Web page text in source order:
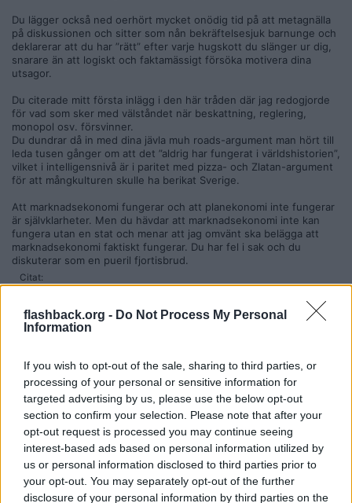
flashback.org - Do Not Process My Personal
Information
If you wish to opt-out of the sale, sharing to third parties, or
processing of your personal or sensitive information for
targeted advertising by us, please use the below opt-out
section to confirm your selection. Please note that after your
opt-out request is processed you may continue seeing
interest-based ads based on personal information utilized by
us or personal information disclosed to third parties prior to
your opt-out. You may separately opt-out of the further
disclosure of your personal information by third parties on the
Du lägger också ned oerhört mycket onödig tid på att metagnälla
på diskussionen och sitter som nån bekräftelsesjuk barnunge och
deklarerar att du har ”rätt” efter varje hugskott du slänger ur dig,
snarare än att logiskt och faktamässigt försöka motivera dina
utsagor.
Du citerade mitt första inlägg i den här tråden där jag redogjorde
för vad som sker med välståndet när beskattning, reglering,
monopol osv. försvinner.
Du dundrar då in med dina jävla muh roads-argument man hört till
leda tusen gånger om att det ”aldrig har fungerat i världshistorien”,
vilket i intelligensnivå är i paritet med pizza- och Zlatan-argument
för att mångkulturen skulle ha berikat Sverige.
Att marknadsekonomi fungerar och att planekonomi inte fungerar
är självklarheter. Men du hävdar att marknadsekonomi inte kan
fungera utan en stat och menar att jag omvänt ska belägga att
marknadsekonomi faktiskt fungerar. Du har fel i sak och du
diskuterar som en pueril fjortisbrud.
Citat:
Bevisligen gav USAs protektionism under andra hälften av
1800-talet ett kraftigt ökat välstånd som tillkom alla. Du lever
i någon slags idealiserad fantasivärld och bortser ifrån t.ex
priseffekten och att landet därför kan tjäna på att ha
tulltariffer. Det verkar du se som att ”staten skor sig” men det
är inte vad tulltariffer handlar om.
Tullar var den amerikanska statens största inkomstkälla innan
införandet av inkomstskatten.
Det uppstod enorm smugglingstrafik på grund av tullarna.
Tullar orsakar resursslöseri i den inhemska produktionen eftersom
man är sämre på att producera en viss vara, därav importbehovet.
Konsumenter tvingas betala ett artificiellt högre pris.
Inkomsteffekten är alltså att köpkraften blir lägre. Tullar ökar